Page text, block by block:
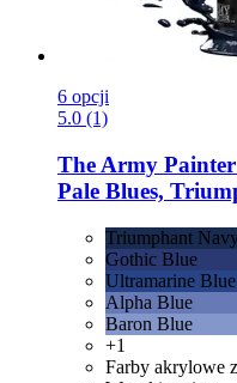
6 opcji
5.0 (1)
The Army Painter
Pale Blues,
Triumphant
Gothic Blue
Ultramarine Blue
Alpha Blue
Baron Blue
+1
Farby akrylowe